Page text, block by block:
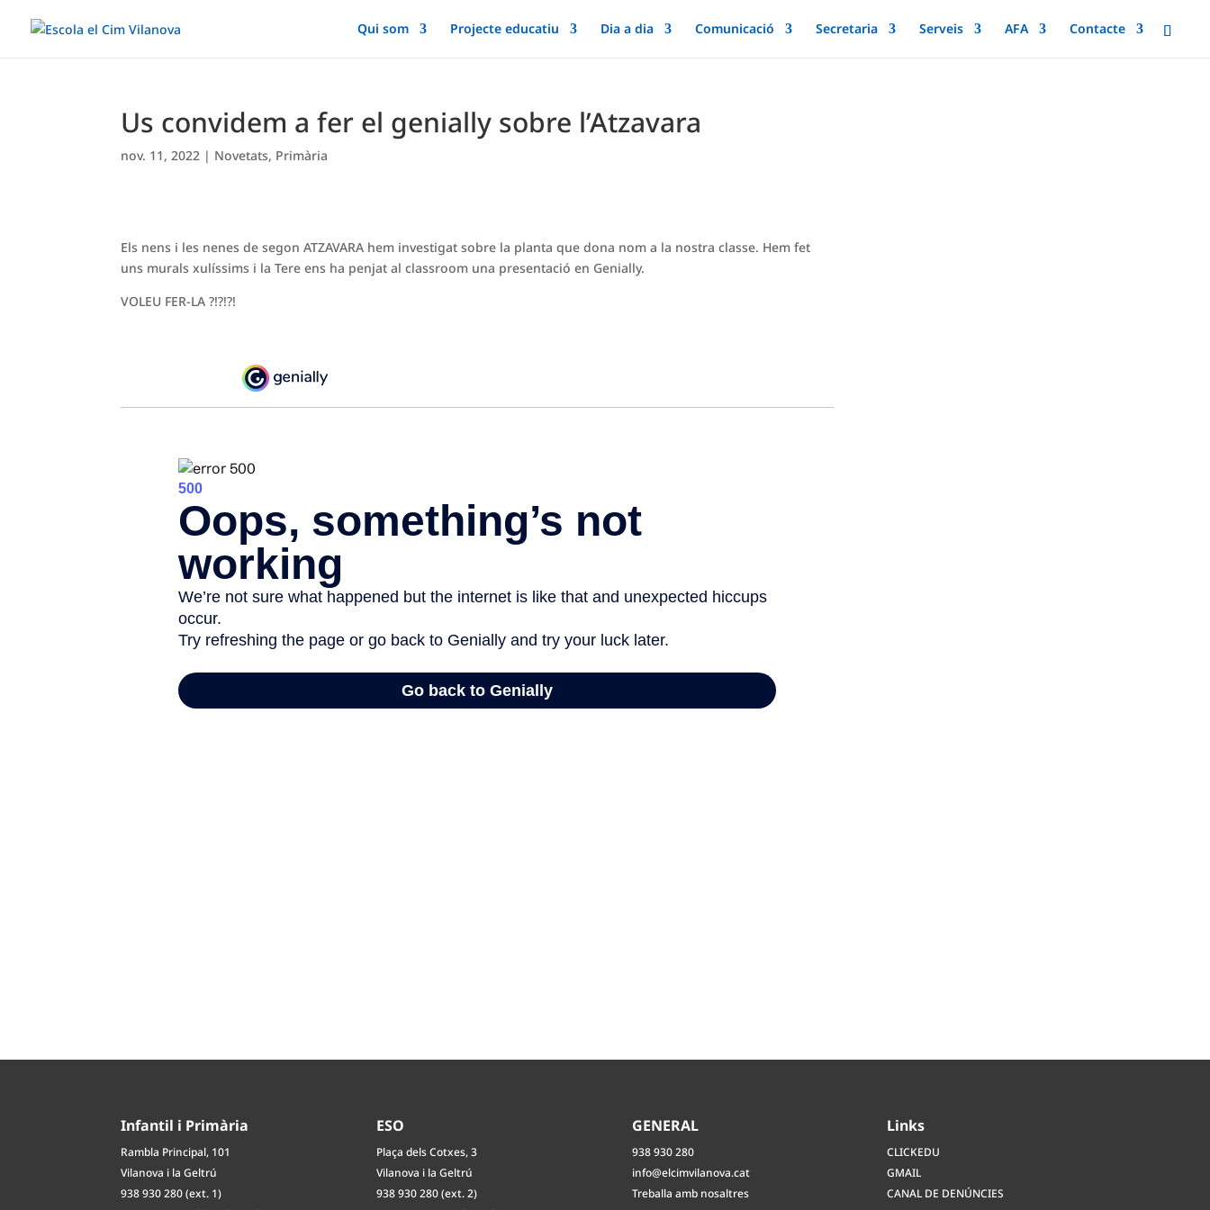
Qui som Projecte educatiu Dia a dia Comunicació Secretaria Serveis AFA Contacte
Us convidem a fer el genially sobre l’Atzavara
nov. 11, 2022 | Novetats, Primària
Els nens i les nenes de segon ATZAVARA hem investigat sobre la planta que dona nom a la nostra classe. Hem fet
uns murals xulíssims i la Tere ens ha penjat al classroom una presentació en Genially.
VOLEU FER-LA ?!?!?!
Infantil i Primària
Rambla Principal, 101
Vilanova i la Geltrú
938 930 280 (ext. 1)
ESO
Plaça dels Cotxes, 3
Vilanova i la Geltrú
938 930 280 (ext. 2)
GENERAL
938 930 280
info@elcimvilanova.cat
Treballa amb nosaltres
Links
CLICKEDU
GMAIL
CANAL DE DENÚNCIES